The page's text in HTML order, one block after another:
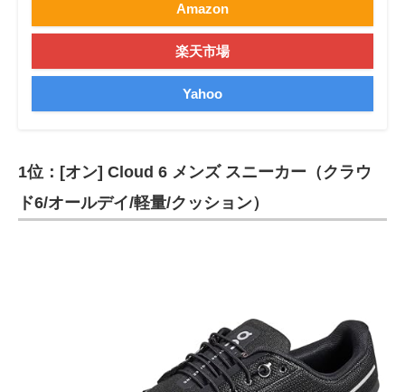
Amazon
楽天市場
Yahoo
1位：[オン] Cloud 6 メンズ スニーカー（クラウ
ド6/オールデイ/軽量/クッション）